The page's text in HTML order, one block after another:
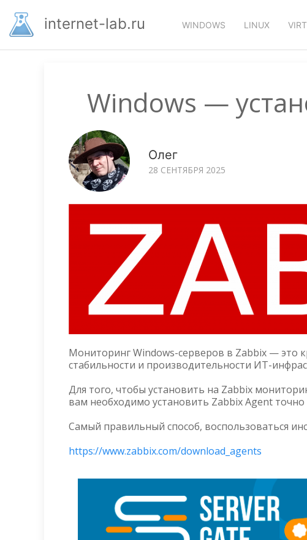
основномуinternet-lab.ru WINDOWS LINUX VIRT
Windows —
Олег
28 СЕНТЯБРЯ 2025
Мониторинг Windows-серверов в Zabbix — это
стабильности и производительности ИТ-
Для того, чтобы установить на Zabbix
вам необходимо установить Zabbix Agent
Самый правильный способ, воспользоваться
https://www.zabbix.com/download_agents